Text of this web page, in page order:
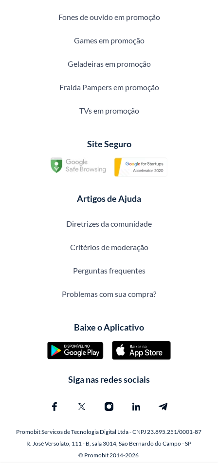
Fones de ouvido em promoção
Games em promoção
Geladeiras em promoção
Fralda Pampers em promoção
TVs em promoção
Site Seguro
Artigos de Ajuda
Diretrizes da comunidade
Critérios de moderação
Perguntas frequentes
Problemas com sua compra?
Baixe o Aplicativo
Siga nas redes sociais
Promobit Servicos de Tecnologia Digital Ltda - CNPJ 23.895.251/0001-87
R. José Versolato, 111 - B, sala 3014, São Bernardo do Campo - SP
© Promobit 2014-2026